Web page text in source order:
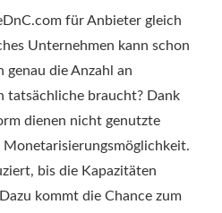
für Anbieter gleich
Unternehmen kann schon
genau die Anzahl an
tatsächliche braucht? Dank
dienen nicht genutzte
bis die Kapazitäten
kommt die Chance zum